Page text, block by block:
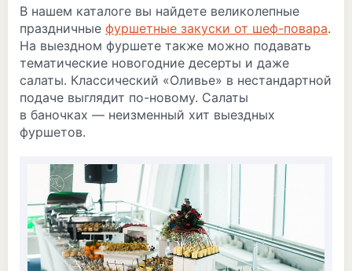
В нашем каталоге вы найдете великолепные
праздничные фуршетные закуски от шеф-повара.
На выездном фуршете также можно подавать
тематические новогодние десерты и даже
салаты. Классический «Оливье» в нестандартной
подаче выглядит по-новому. Салаты
в баночках — неизменный хит выездных
фуршетов.